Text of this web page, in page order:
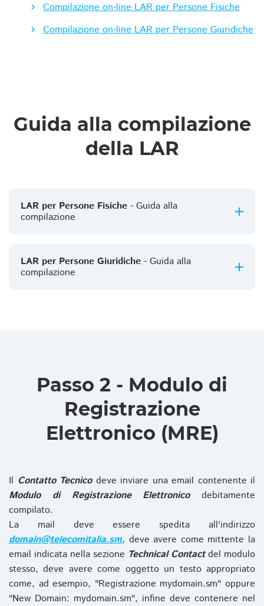
Compilazione on-line LAR per Persone Fisiche
Compilazione on-line LAR per Persone Giuridiche
Guida alla compilazione
della LAR
LAR per Persone Fisiche - Guida alla
compilazione
LAR per Persone Giuridiche - Guida alla
compilazione
Passo 2 - Modulo di
Registrazione
Elettronico (MRE)
Il Contatto Tecnicodeve inviare una email contenente il
Modulo di Registrazione Elettronicodebitamente
compilato.
La mail deve essere spedita all'indirizzo
domain@telecomitalia.sm, deve avere come mittente la
email indicata nella sezione Technical Contactdel modulo
stesso, deve avere come oggetto un testo appropriato
come, ad esempio, "Registrazione mydomain.sm" oppure
"New Domain: mydomain.sm", infine deve contenere nel